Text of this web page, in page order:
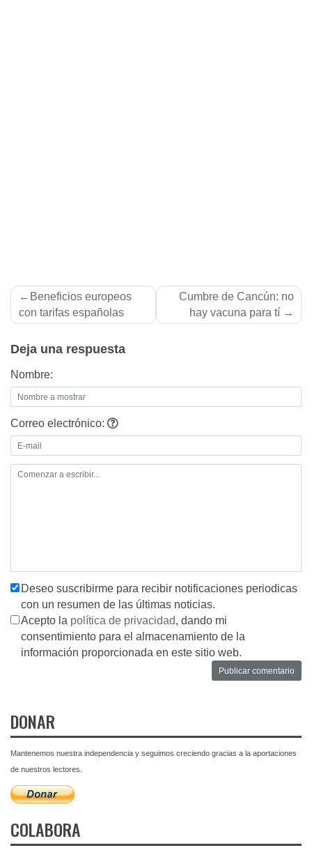
Navegación
de
Beneficios europeos
con tarifas españolas
Cumbre de Cancún: no
hay vacuna para tí­
Deja una respuesta
Nombre:
Correo electrónico:
Deseo suscribirme para recibir notificaciones periodicas
con un resumen de las últimas noticias.
Acepto la política de privacidad, dando mi
consentimiento para el almacenamiento de la
información proporcionada en este sitio web.
DONAR
Mantenemos nuestra independencia y seguimos creciendo gracias a la aportaciones
de nuestros lectores.
COLABORA